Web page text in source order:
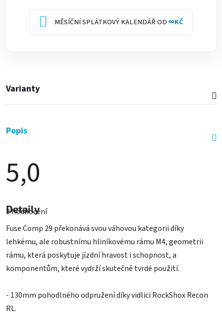
MĚSÍČNÍ SPLÁTKOVÝ KALENDÁŘ OD∞KČ
Varianty
Popis
5,0
hodnocení
produktu
5,0
z
5
hvězdiček.
2 hodnocení
Detaily
Fuse Comp 29 překonává svou váhovou kategorii díky
lehkému, ale robustnímu hliníkovému rámu M4, geometrii
rámu, která poskytuje jízdní hravost i schopnost, a
komponentům, které vydrží skutečně tvrdé použití.
- 130mm pohodlného odpružení díky vidlici RockShox Recon
RL.